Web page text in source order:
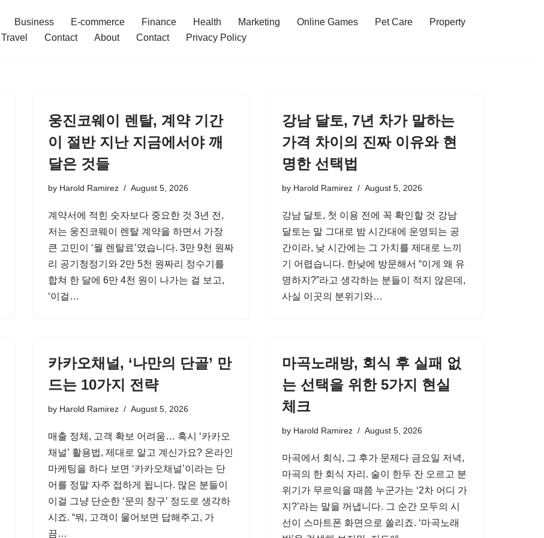
Business E-commerce Finance Health Marketing Online Games Pet Care
Property
Travel Contact About Contact Privacy Policy
웅진코웨이 렌탈, 계약 기간
이 절반 지난 지금에서야 깨
달은 것들
by Harold Ramirez August 5, 2026
계약서에 적힌 숫자보다 중요한 것 3년 전,
저는 웅진코웨이 렌탈 계약을 하면서 가장
큰 고민이 ‘월 렌탈료’였습니다. 3만 9천 원짜
리 공기청정기와 2만 5천 원짜리 정수기를
합쳐 한 달에 6만 4천 원이 나가는 걸 보고,
‘이걸…
강남 달토, 7년 차가 말하는
가격 차이의 진짜 이유와 현
명한 선택법
by Harold Ramirez August 5, 2026
강남 달토, 첫 이용 전에 꼭 확인할 것 강남
달토는 말 그대로 밤 시간대에 운영되는 공
간이라, 낮 시간에는 그 가치를 제대로 느끼
기 어렵습니다. 한낮에 방문해서 “이게 왜 유
명하지?”라고 생각하는 분들이 적지 않은데,
사실 이곳의 분위기와…
카카오채널, ‘나만의 단골’ 만
드는 10가지 전략
by Harold Ramirez August 5, 2026
매출 정체, 고객 확보 어려움… 혹시 ‘카카오
채널’ 활용법, 제대로 알고 계신가요? 온라인
마케팅을 하다 보면 ‘카카오채널’이라는 단
어를 정말 자주 접하게 됩니다. 많은 분들이
이걸 그냥 단순한 ‘문의 창구’ 정도로 생각하
시죠. “뭐, 고객이 물어보면 답해주고, 가
끔…
마곡노래방, 회식 후 실패 없
는 선택을 위한 5가지 현실
체크
by Harold Ramirez August 5, 2026
마곡에서 회식, 그 후가 문제다 금요일 저녁,
마곡의 한 회식 자리. 술이 한두 잔 오르고 분
위기가 무르익을 때쯤 누군가는 ‘2차 어디 가
지?’라는 말을 꺼냅니다. 그 순간 모두의 시
선이 스마트폰 화면으로 쏠리죠. ‘마곡노래